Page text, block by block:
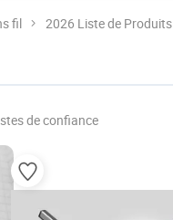
fil 2026 Liste de Produits
de confiance